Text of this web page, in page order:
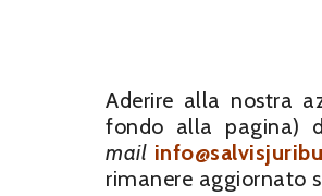
Aderire alla nostra
fondo alla pagina)
mail
rimanere aggiornato